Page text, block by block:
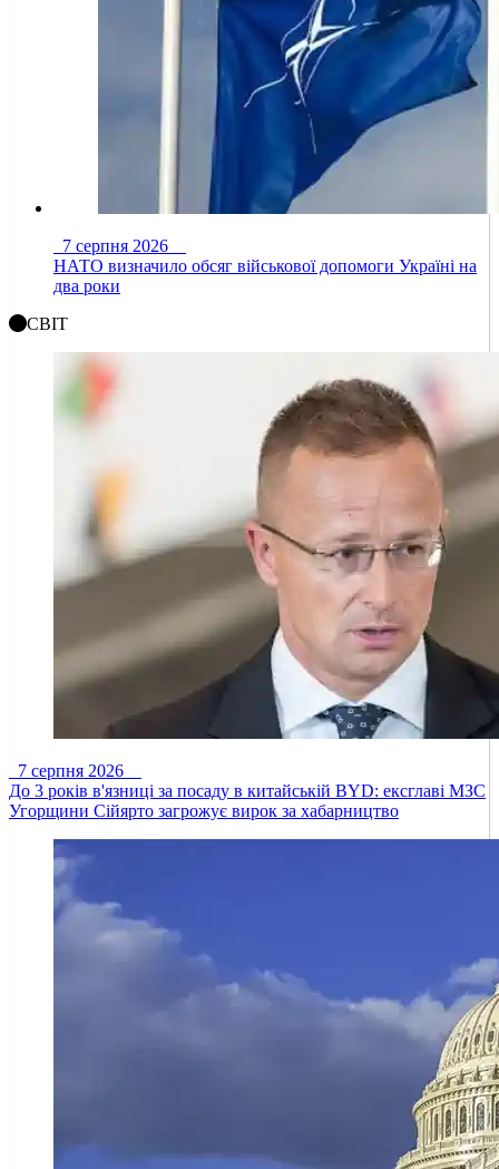
7 серпня 2026
НАТО визначило обсяг військової допомоги Україні на
два роки
СВІТ
7 серпня 2026
До 3 років в'язниці за посаду в китайській BYD: ексглаві МЗС
Угорщини Сійярто загрожує вирок за хабарництво